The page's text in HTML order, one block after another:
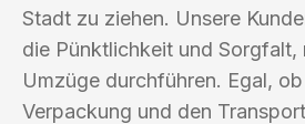
Stadt zu ziehen. Unsere
die Pünktlichkeit und Sorgfalt,
Umzüge durchführen. Egal,
Verpackung und den